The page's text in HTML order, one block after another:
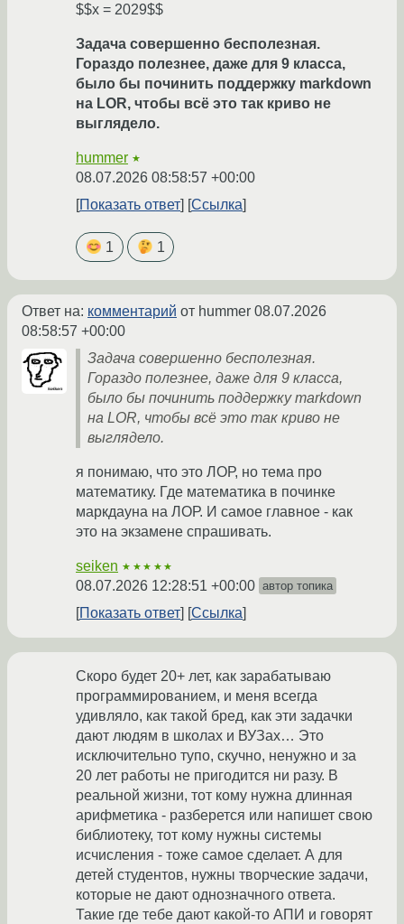
$$x = 2029$$
Задача совершенно бесполезная.
Гораздо полезнее, даже для 9 класса,
было бы починить поддержку markdown
на LOR, чтобы всё это так криво не
выглядело.
hummer ★
08.07.2026 08:58:57 +00:00
Показать ответ
Ссылка
1 1
Ответ на: комментарий от hummer 08.07.2026
08:58:57 +00:00
Задача совершенно бесполезная.
Гораздо полезнее, даже для 9 класса,
было бы починить поддержку markdown
на LOR, чтобы всё это так криво не
выглядело.
я понимаю, что это ЛОР, но тема про
математику. Где математика в починке
маркдауна на ЛОР. И самое главное - как
это на экзамене спрашивать.
seiken ★★★★★
08.07.2026 12:28:51 +00:00 автор топика
Показать ответ Ссылка
Скоро будет 20+ лет, как зарабатываю
программированием, и меня всегда
удивляло, как такой бред, как эти задачки
дают людям в школах и ВУЗах… Это
исключительно тупо, скучно, ненужно и за
20 лет работы не пригодится ни разу. В
реальной жизни, тот кому нужна длинная
арифметика - разберется или напишет свою
библиотеку, тот кому нужны системы
исчисления - тоже самое сделает. А для
детей студентов, нужны творческие задачи,
которые не дают однозначного ответа.
Такие где тебе дают какой-то АПИ и говорят